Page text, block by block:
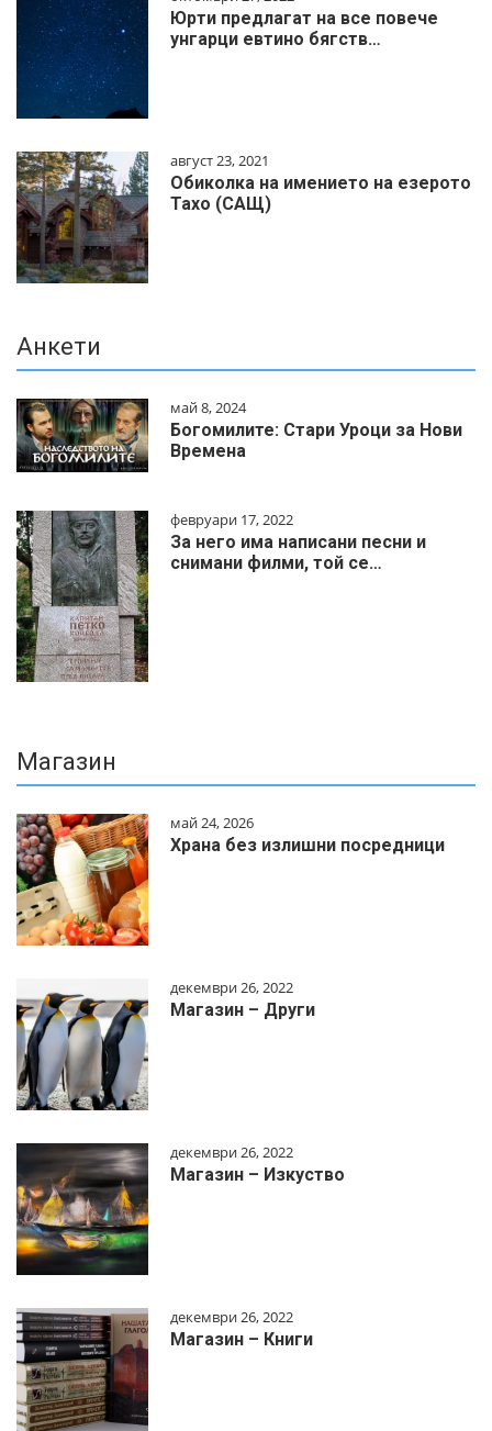
Юрти предлагат на все повече
унгарци евтино бягств…
август 23, 2021
Обиколка на имението на езерото
Тахо (САЩ)
Анкети
май 8, 2024
Богомилите: Стари Уроци за Нови
Времена
февруари 17, 2022
За него има написани песни и
снимани филми, той се…
Магазин
май 24, 2026
Храна без излишни посредници
декември 26, 2022
Магазин – Други
декември 26, 2022
Магазин – Изкуство
декември 26, 2022
Магазин – Книги